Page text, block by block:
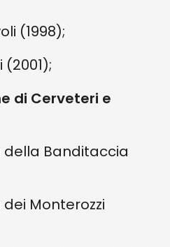
(1998);
(2001);
di Cerveteri e
della Banditaccia
Monterozzi